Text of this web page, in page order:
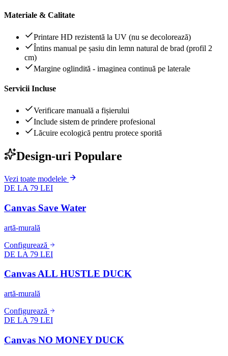
Materiale & Calitate
Printare HD rezistentă la UV (nu se decolorează)
Întins manual pe șasiu din lemn natural de brad (profil 2
cm)
Margine oglindită - imaginea continuă pe laterale
Servicii Incluse
Verificare manuală a fișierului
Include sistem de prindere profesional
Lăcuire ecologică pentru protece sporită
Design-uri Populare
Vezi toate modelele
DE LA 79 LEI
Canvas Save Water
artă-murală
Configurează
DE LA 79 LEI
Canvas ALL HUSTLE DUCK
artă-murală
Configurează
DE LA 79 LEI
Canvas NO MONEY DUCK